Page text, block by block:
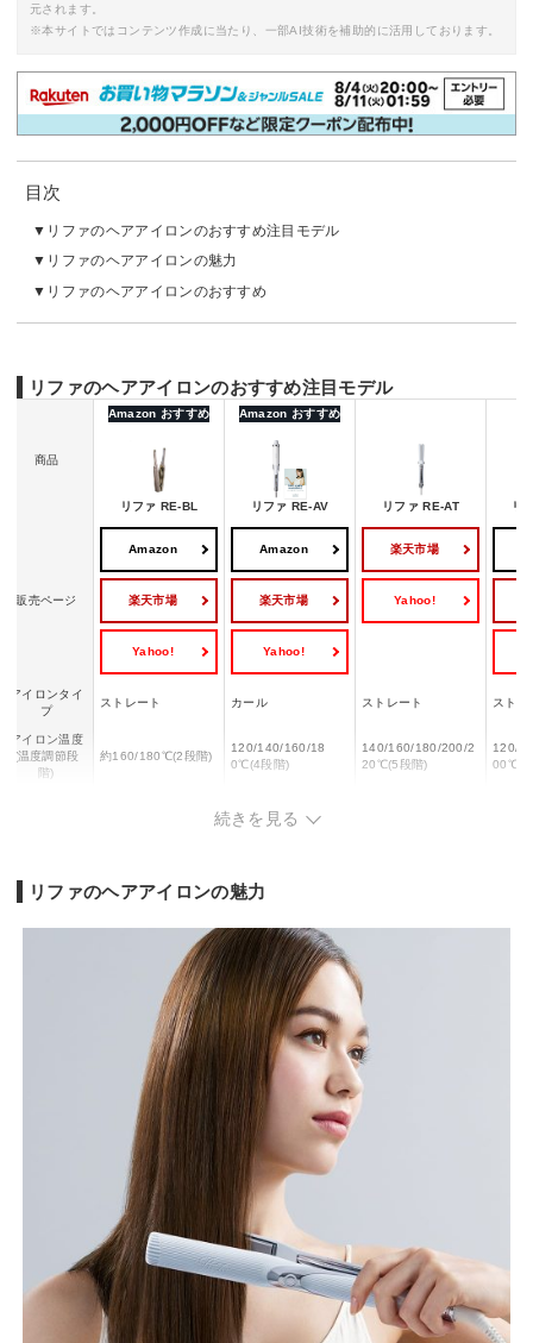
元されます。
※本サイトではコンテンツ作成に当たり、一部AI技術を補助的に活用しております。
目次
リファのヘアアイロンのおすすめ注目モデル
リファのヘアアイロンの魅力
リファのヘアアイロンのおすすめ
リファのヘアアイロンのおすすめ注目モデル
商品
Amazon おすすめ
リファ RE-BL
Amazon おすすめ
リファ RE-AV リファ RE-AT リ
販売ページ
Amazon
楽天市場
Yahoo!
Amazon
楽天市場
Yahoo!
楽天市場
Yahoo!
アイロンタイ
プ
ストレート カール ストレート ストレ
アイロン温度
(温度調節段
階)
約160/180℃(2段階)
120/140/160/18
0℃(4段階)
140/160/180/200/2
20℃(5段階)
120/
00℃(5
約60秒
約150g(キャップ、U
約390g(電源コード
続きを見る
リファのヘアアイロンの魅力